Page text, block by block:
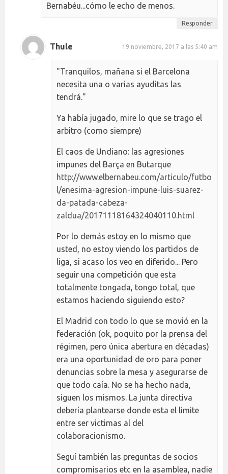
Bernabéu...cómo le echo de menos.
Responder
Thule 19 noviembre, 2017 a las 5:40 am
"Tranquilos, mañana si el Barcelona
necesita una o varias ayuditas las
tendrá."
Ya había jugado, mire lo que se trago el
arbitro (como siempre)
El caos de Undiano: las agresiones
impunes del Barça en Butarque
http://www.elbernabeu.com/articulo/futbo
l/enesima-agresion-impune-luis-suarez-
da-patada-cabeza-
zaldua/20171118164324040110.html
Por lo demás estoy en lo mismo que
usted, no estoy viendo los partidos de
liga, si acaso los veo en diferido... Pero
seguir una competición que esta
totalmente tongada, tongo total, que
estamos haciendo siguiendo esto?
El Madrid con todo lo que se movió en la
federación (ok, poquito por la prensa del
régimen, pero única abertura en décadas)
era una oportunidad de oro para poner
denuncias sobre la mesa y asegurarse de
que todo caía. No se ha hecho nada,
siguen los mismos. La junta directiva
debería plantearse donde esta el limite
entre ser victimas al del
colaboracionismo.
Seguí también las preguntas de socios
compromisarios etc en la asamblea, nadie